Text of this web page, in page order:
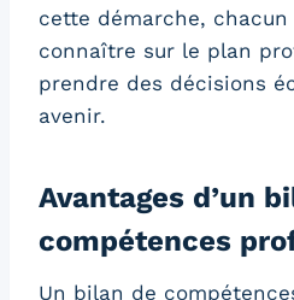
cette démarche,
connaître sur le plan
prendre des décisions
avenir.
Avantages d’un
compétences
Un bilan de